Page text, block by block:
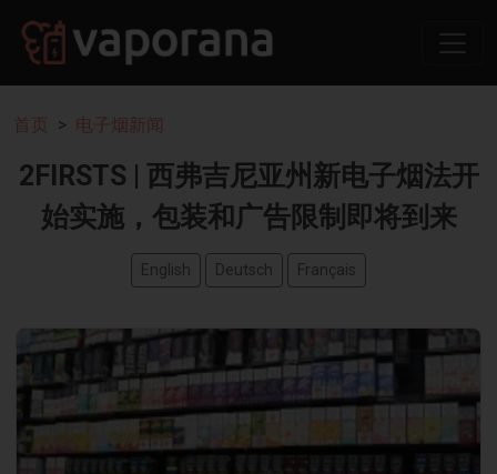
首页 电子烟新闻
2FIRSTS | 西弗吉尼亚州新电子烟法开
始实施，包装和广告限制即将到来
English Deutsch Français